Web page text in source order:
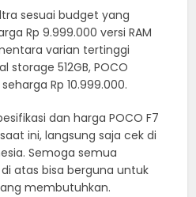
sesuai budget yang
Rp 9.999.000 versi RAM
varian tertinggi
storage 512GB, POCO
Rp 10.999.000.
dan harga POCO F7
ini, langsung saja cek di
Semoga semua
atas bisa berguna untuk
membutuhkan.